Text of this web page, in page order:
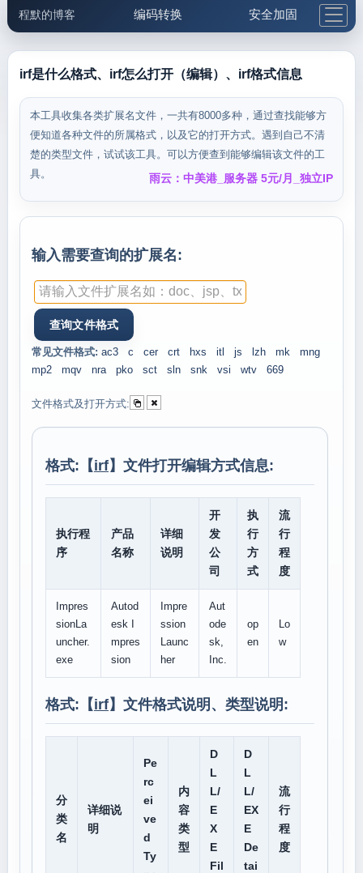
程默的博客 编码转换 安全加固
邮件工具 生活便民 更多工具
5.1支付宝大红包
irf是什么格式、irf怎么打开（编辑）、irf格式信息
本工具收集各类扩展名文件，一共有8000多种，通过查找能够方
便知道各种文件的所属格式，以及它的打开方式。遇到自己不清
楚的类型文件，试试该工具。可以方便查到能够编辑该文件的工
具。
雨云：中美港_服务器 5元/月_独立IP
输入需要查询的扩展名:
常见文件格式: ac3 c cer crt hxs itl js lzh mk
mng
mp2
mqv nra pko sct sln snk vsi wtv 669
文件格式及打开方式:
格式:【irf】文件打开编辑方式信息:
执行程
序
产品
名称
详细
说明
开
发
公
司
执
行
方
式
流
行
程
度
Impres
sionLa
uncher.
exe
Autod
esk I
mpres
sion
Impre
ssion
Launc
her
Aut
ode
sk,
Inc.
op
en
Lo
w
格式:【irf】文件格式说明、类型说明:
分
类
名
详细说
明
Pe
rc
ei
ve
d
Ty
内
容
类
型
D
L
L/
E
X
E
Fil
D
L
L/
EX
E
De
tai
流
行
程
度